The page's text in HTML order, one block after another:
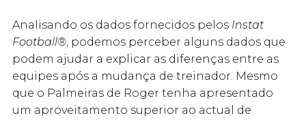
Analisando os dados fornecidos pelos Instat
Football®, podemos perceber alguns dados que
podem ajudar a explicar as diferenças entre as
equipes após a mudança de treinador. Mesmo
que o Palmeiras de Roger tenha apresentado
um aproveitamento superior ao actual de